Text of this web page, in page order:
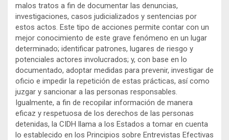
malos tratos a fin de documentar las denuncias,
investigaciones, casos judicializados y sentencias por
estos actos. Este tipo de acciones permite contar con un
mejor conocimiento de este grave fenómeno en un lugar
determinado; identificar patrones, lugares de riesgo y
potenciales actores involucrados; y, con base en lo
documentado, adoptar medidas para prevenir, investigar de
oficio e impedir la repetición de estas prácticas, así como
juzgar y sancionar a las personas responsables.
Igualmente, a fin de recopilar información de manera
eficaz y respetuosa de los derechos de las personas
detenidas, la CIDH llama a los Estados a tomar en cuenta
lo establecido en los Principios sobre Entrevistas Efectivas